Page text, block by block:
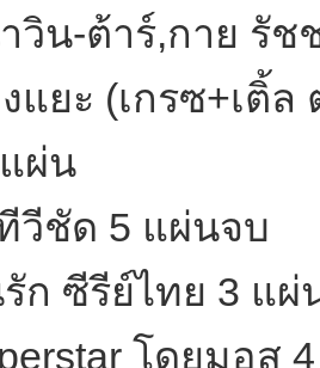
วิน-ต้าร์,กาย รั
แยะ (เกรซ+เติ้
ผ่น
วีชัด 5 แผ่นจบ
ก ซีรีย์ไทย 3 แผ่
โดยมอส